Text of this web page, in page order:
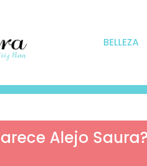
BELLEZA
Alejo